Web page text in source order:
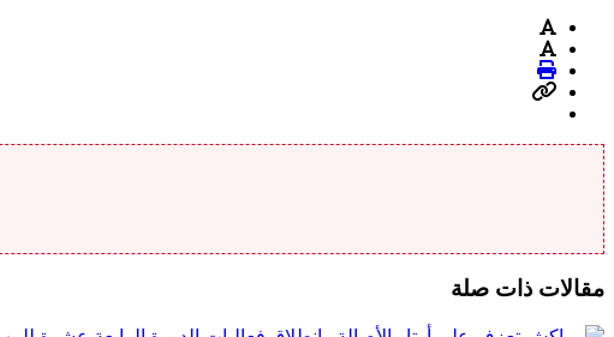
مقالات ذات صلة